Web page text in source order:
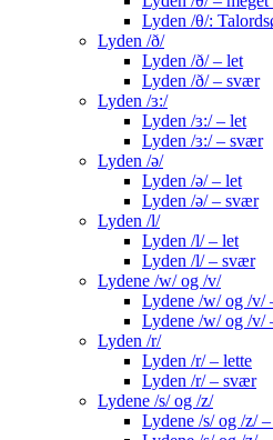
Lyden /θ/:
Lyden /ð/
Lyden /ð/ – let
Lyden /ð/ – svær
Lyden /ɜ:/
Lyden /ɜ:/ – let
Lyden /ɜ:/ – svær
Lyden /ə/
Lyden /ə/ – let
Lyden /ə/ – svær
Lyden /l/
Lyden /l/ – let
Lyden /l/ – svær
Lydene /w/ og /v/
Lydene /w/ og /v/
Lydene /w/ og /v/
Lyden /r/
Lyden /r/ – lette
Lyden /r/ – svær
Lydene /s/ og /z/
Lydene /s/ og /z/